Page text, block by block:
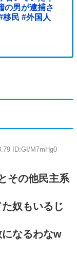
の男が逮捕さ
れました #移民 #外国人
ID:GI/M7mHg0
その他民主系
奴もいるじ
なるわなw